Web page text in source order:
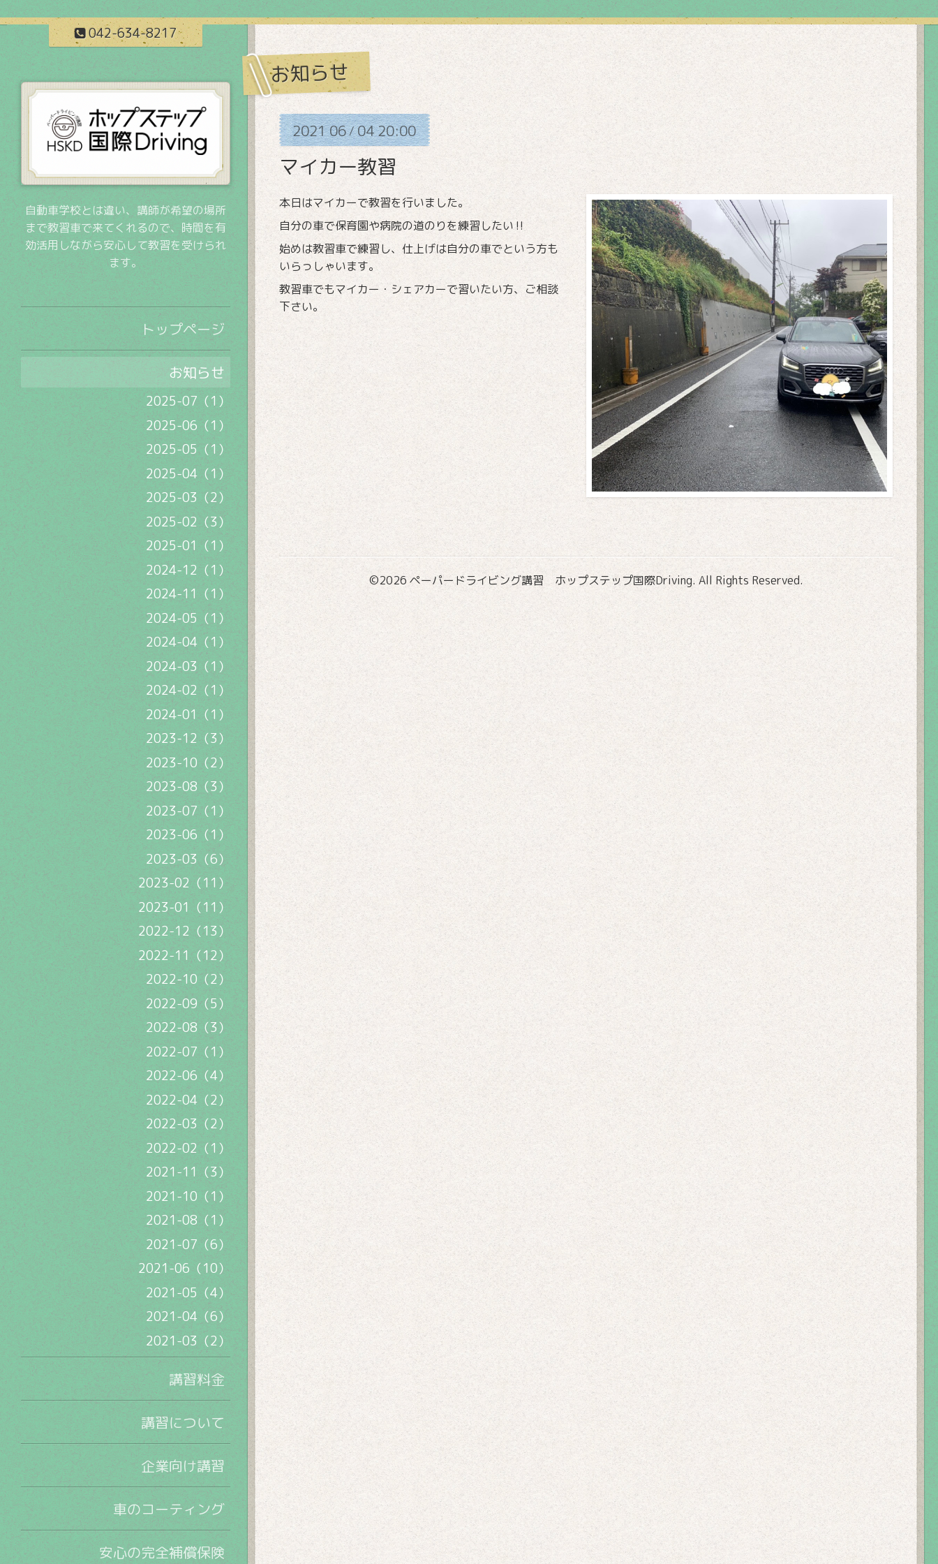
042-634-8217
お知らせ
202106/0420:00
マイカー教習
本日はマイカーで教習を行いました。
自分の車で保育園や病院の道のりを練習したい‼
始めは教習車で練習し、仕上げは自分の車でという方も
いらっしゃいます。
教習車でもマイカー・シェアカーで習いたい方、ご相談
下さい。
©2026 ペーパードライビング講習 ホップステップ国際Driving. All Rights Reserved.
自動車学校とは違い、講師が希望の場所
まで教習車で来てくれるので、時間を有
効活用しながら安心して教習を受けられ
ます。
トップページ
お知らせ
2025-07（1）
2025-06（1）
2025-05（1）
2025-04（1）
2025-03（2）
2025-02（3）
2025-01（1）
2024-12（1）
2024-11（1）
2024-05（1）
2024-04（1）
2024-03（1）
2024-02（1）
2024-01（1）
2023-12（3）
2023-10（2）
2023-08（3）
2023-07（1）
2023-06（1）
2023-03（6）
2023-02（11）
2023-01（11）
2022-12（13）
2022-11（12）
2022-10（2）
2022-09（5）
2022-08（3）
2022-07（1）
2022-06（4）
2022-04（2）
2022-03（2）
2022-02（1）
2021-11（3）
2021-10（1）
2021-08（1）
2021-07（6）
2021-06（10）
2021-05（4）
2021-04（6）
2021-03（2）
講習料金
講習について
企業向け講習
車のコーティング
安心の完全補償保険